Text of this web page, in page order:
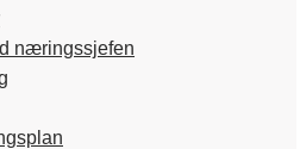
næringssjefen